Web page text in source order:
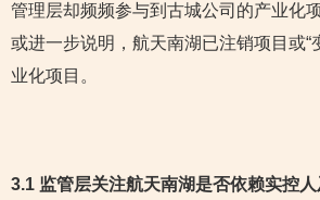
管理层却频频参与到古城公司的产业化
或进一步说明，航天南湖已注销项目或“
业化项目。
3.1 监管层关注航天南湖是否依赖实控